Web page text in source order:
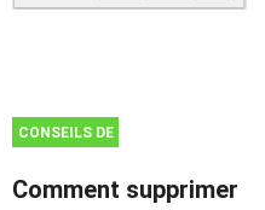
CONSEILS DE
Comment supprimer